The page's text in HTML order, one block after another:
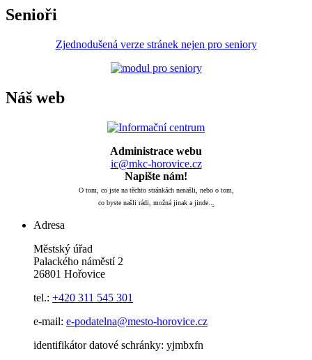
Senioři
Zjednodušená verze stránek nejen pro seniory
Náš web
Administrace webu
ic@mkc-horovice.cz
Napište nám!
O tom, co jste na těchto stránkách nenašli, nebo o tom,
co byste našli rádi, možná jinak a jinde..
Adresa
Městský úřad
Palackého náměstí 2
26801 Hořovice
tel.: +420 311 545 301
e-mail: e-podatelna@mesto-horovice.cz
identifikátor datové schránky: yjmbxfn